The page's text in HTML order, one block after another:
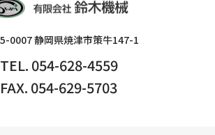
0007 静岡県焼津市策牛147-1
TEL. 054-628-4559
FAX. 054-629-5703